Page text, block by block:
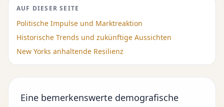
AUF DIESER SEITE
Politische Impulse und Marktreaktion
Historische Trends und zukünftige Aussichten
New Yorks anhaltende Resilienz
Eine bemerkenswerte demografische